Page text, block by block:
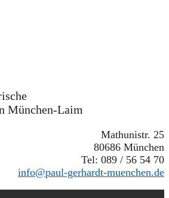
München-Laim
Mathunistr. 25
80686 München
Tel: 089 / 56 54 70
info@paul-gerhardt-muenchen.de